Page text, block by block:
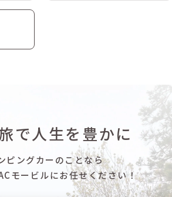
で人生を豊かに
ピングカーのことなら
モービルにお任せください！